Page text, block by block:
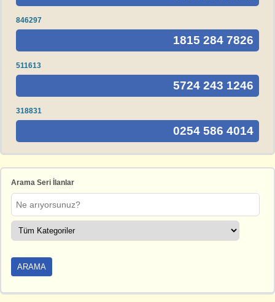
846297
1815 284 7826
511613
5724 243 1246
318831
0254 586 4014
Arama Seri İlanlar